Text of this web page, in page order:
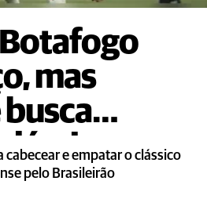
mas
cabecear e empatar o clássico
pelo Brasileirão